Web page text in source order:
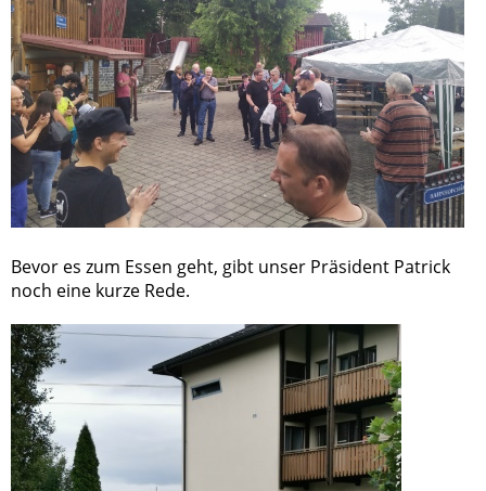
Bevor es zum Essen geht, gibt unser Präsident Patrick
noch eine kurze Rede.